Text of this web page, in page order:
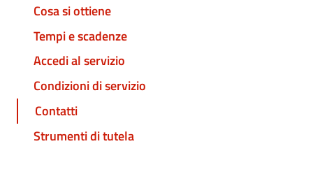
Cosa si ottiene
Tempi e scadenze
Accedi al servizio
Condizioni di servizio
Contatti
Strumenti di tutela